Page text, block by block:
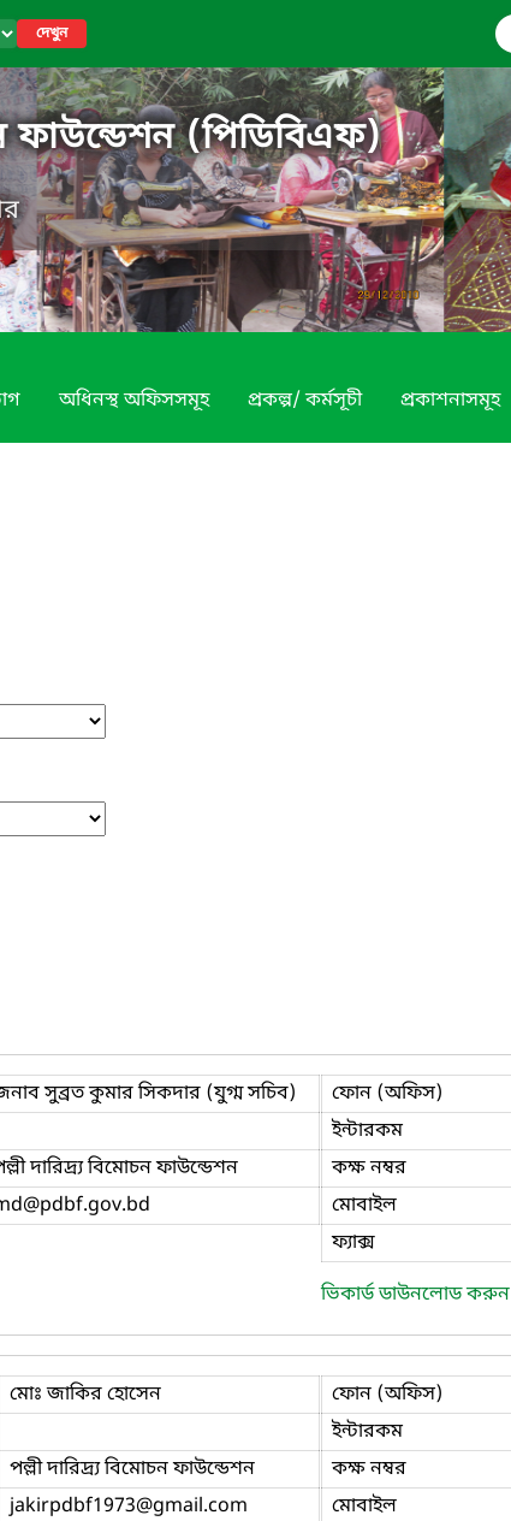
দেখুন
ফাউন্ডেশন (পিডিবিএফ)
অধিনস্থ অফিসসমূহ প্রকল্প/ কর্মসূচী প্রকাশনাসমূহ
সুব্রত কুমার সিকদার (যুগ্ম সচিব)
দারিদ্র্য বিমোচন ফাউন্ডেশন
@pdbf.gov.bd
ফোন (অফিস)
ইন্টারকম
কক্ষ নম্বর
মোবাইল
ফ্যাক্স
ভিকার্ড ডাউনলোড করুন
মোঃ জাকির হোসেন
পল্লী দারিদ্র্য বিমোচন ফাউন্ডেশন
jakirpdbf1973@gmail.com
ফোন (অফিস)
ইন্টারকম
কক্ষ নম্বর
মোবাইল